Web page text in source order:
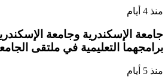
منذ 4 أيام
جامعة الإسكندرية وجامعة
برامجهما التعليمية في ملتقى
منذ 5 أيام